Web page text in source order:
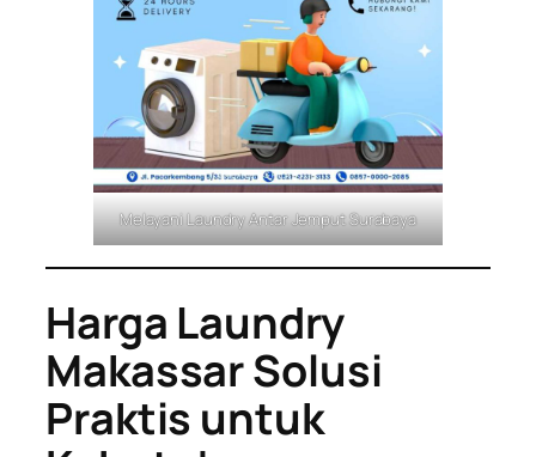
Melayani Laundry Antar Jemput Surabaya
Harga Laundry
Makassar Solusi
Praktis untuk